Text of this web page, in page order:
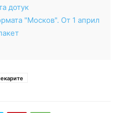
дотук
"Москов". От 1 април